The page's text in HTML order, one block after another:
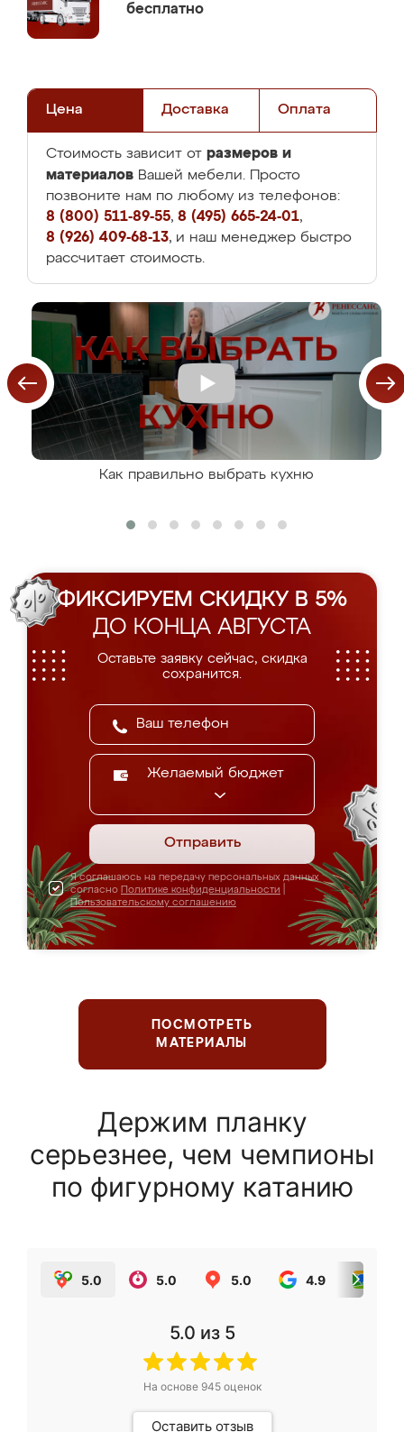
бесплатно
Цена Доставка Оплата
Стоимость зависит от размеров и
материалов Вашей мебели. Просто
позвоните нам по любому из телефонов:
8 (800) 511-89-55, 8 (495) 665-24-01,
8 (926) 409-68-13, и наш менеджер быстро
рассчитает стоимость.
Как правильно выбрать кухню
ФИКСИРУЕМ СКИДКУ В 5%
ДО КОНЦА АВГУСТА
Оставьте заявку сейчас, скидка
сохранится.
Желаемый бюджет
Отправить
Я соглашаюсь на передачу персональных данных
согласно Политике конфиденциальности
Пользовательскому соглашению
ПОСМОТРЕТЬ
МАТЕРИАЛЫ
Держим планку
серьезнее, чем чемпионы
по фигурному катанию
5.0 5.0 5.0 4.9
5.0 из 5
На основе 945оценок
Оставить отзыв